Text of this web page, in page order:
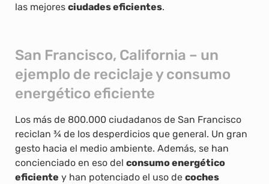
las mejores ciudades eficientes.
San Francisco, California – un
ejemplo de reciclaje y consumo
energético eficiente
Los más de 800.000 ciudadanos de San Francisco
reciclan ¾ de los desperdicios que general. Un gran
gesto hacia el medio ambiente. Además, se han
concienciado en eso del consumo energético
eficiente y han potenciado el uso de coches